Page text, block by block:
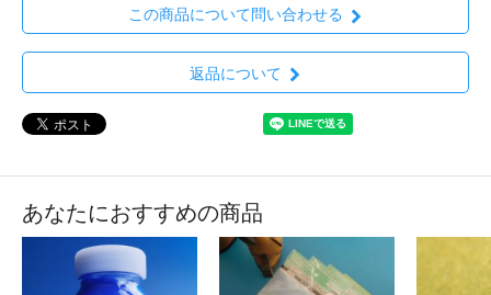
この商品について問い合わせる
返品について
あなたにおすすめの商品